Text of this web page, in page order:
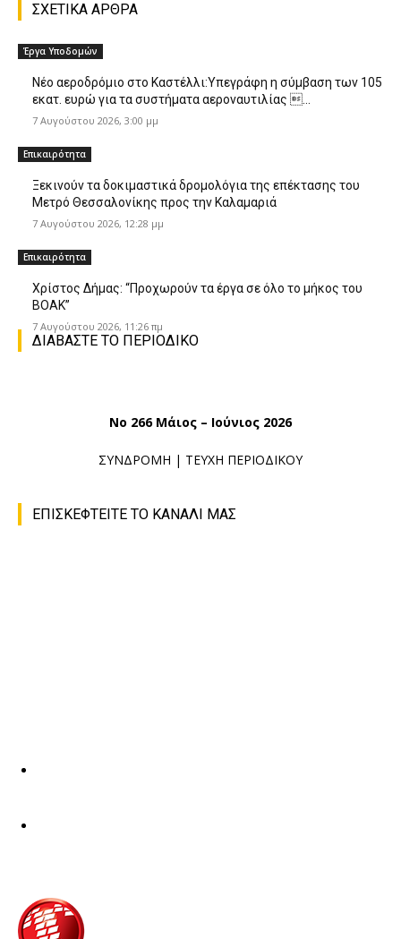
ΣΧΕΤΙΚΑ ΑΡΘΡΑ
Έργα Υποδομών
Nέο αεροδρόμιο στο Καστέλλι:Υπεγράφη η σύμβαση των 105
εκατ. ευρώ για τα συστήματα αεροναυτιλίας ...
7 Αυγούστου 2026, 3:00 μμ
Επικαιρότητα
Ξεκινούν τα δοκιμαστικά δρομολόγια της επέκτασης του
Μετρό Θεσσαλονίκης προς την Καλαμαριά
7 Αυγούστου 2026, 12:28 μμ
Επικαιρότητα
Χρίστος Δήμας: “Προχωρούν τα έργα σε όλο το μήκος του
ΒΟΑΚ”
7 Αυγούστου 2026, 11:26 πμ
ΔΙΑΒΑΣΤΕ ΤΟ ΠΕΡΙΟΔΙΚΟ
No 266 Μάιος – Ιούνιος 2026
ΣΥΝΔΡΟΜΗ | ΤΕΥΧΗ ΠΕΡΙΟΔΙΚΟΥ
ΕΠΙΣΚΕΦΤΕΙΤΕ ΤΟ ΚΑΝΑΛΙ ΜΑΣ